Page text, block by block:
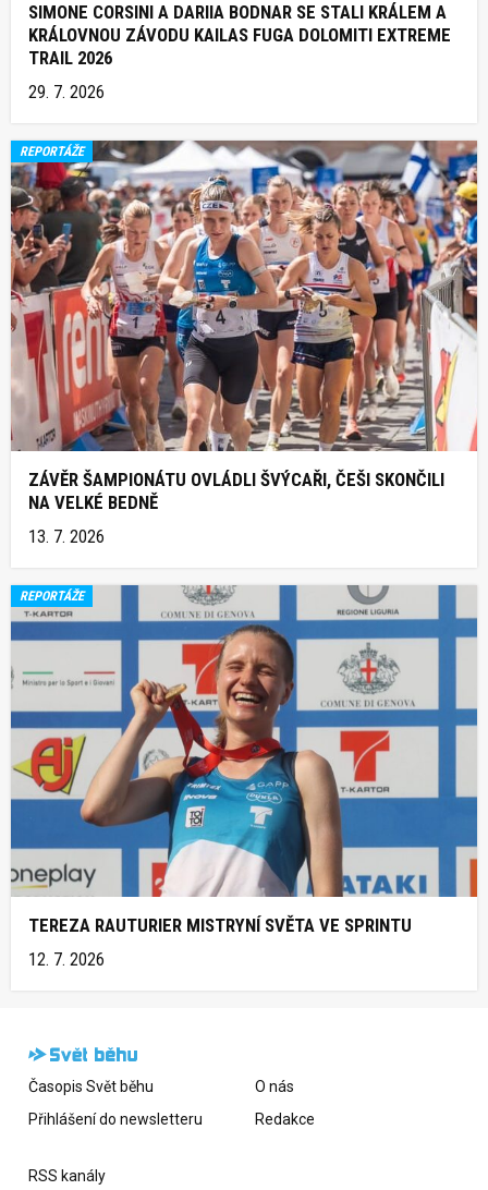
SIMONE CORSINI A DARIIA BODNAR SE STALI KRÁLEM A
KRÁLOVNOU ZÁVODU KAILAS FUGA DOLOMITI EXTREME
TRAIL 2026
29. 7. 2026
REPORTÁŽE
ZÁVĚR ŠAMPIONÁTU OVLÁDLI ŠVÝCAŘI, ČEŠI SKONČILI
NA VELKÉ BEDNĚ
13. 7. 2026
REPORTÁŽE
TEREZA RAUTURIER MISTRYNÍ SVĚTA VE SPRINTU
12. 7. 2026
Časopis Svět běhu
Přihlášení do newsletteru
O nás
Redakce
RSS kanály